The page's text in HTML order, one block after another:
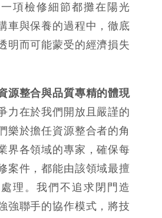
項檢修細節都攤在陽光
車與保養的過程中，徹底
明而可能蒙受的經濟損失
源整合與品質專精的體現
力在於我們開放且嚴謹的
樂於擔任資源整合者的角
界各領域的專家，確保每
案件，都能由該領域最擅
理。我們不追求閉門造
強聯手的協作模式，將技